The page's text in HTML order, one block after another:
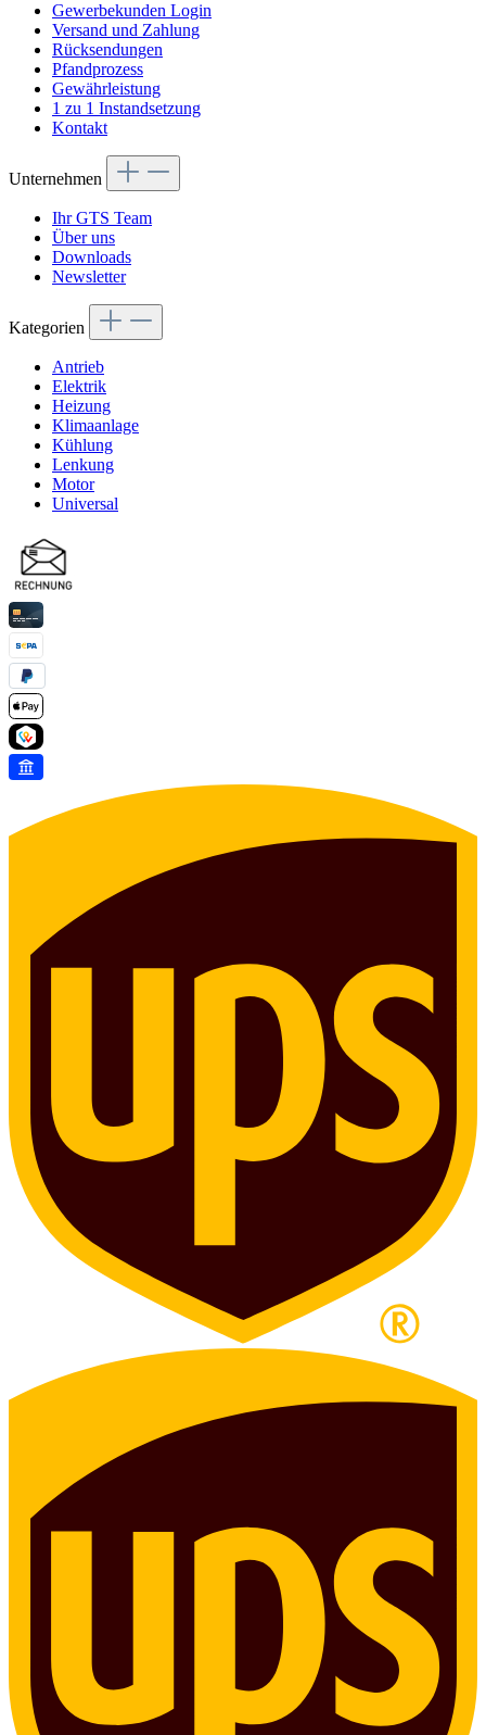
Gewerbekunden Login
Versand und Zahlung
Rücksendungen
Pfandprozess
Gewährleistung
1 zu 1 Instandsetzung
Kontakt
Unternehmen
Ihr GTS Team
Über uns
Downloads
Newsletter
Kategorien
Antrieb
Elektrik
Heizung
Klimaanlage
Kühlung
Lenkung
Motor
Universal